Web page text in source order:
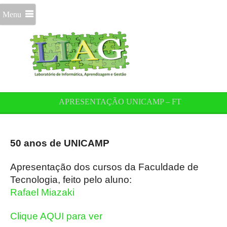
Menu
APRESENTAÇÃO UNICAMP – FT
50 anos de UNICAMP
Apresentação dos cursos da Faculdade de
Tecnologia, feito pelo aluno:
Rafael Miazaki
Clique AQUI para ver